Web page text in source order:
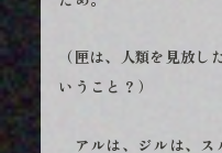
（匣は、人類を見放
いうこと？）
アルは、ジルは、ス